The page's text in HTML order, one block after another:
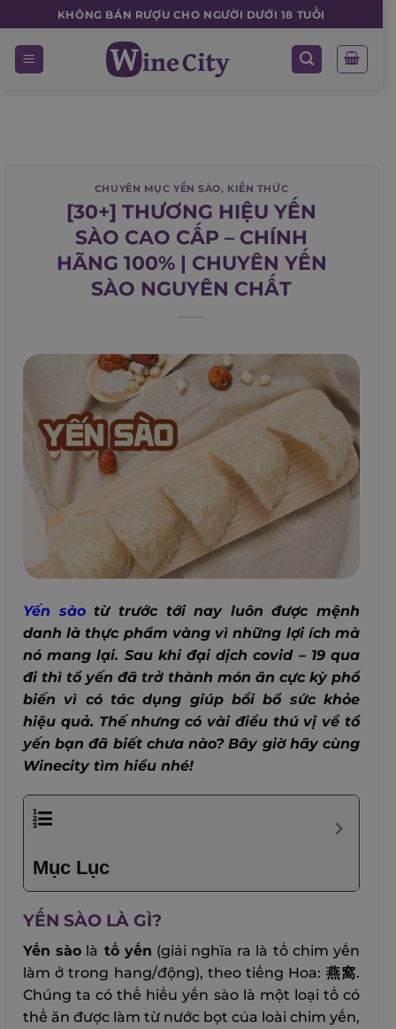
to
content
KHÔNG BÁN RƯỢU CHO NGƯỜI DƯỚI 18 TUỔI
CHUYÊN MỤC YẾN SÀO, KIẾN THỨC
[30+] THƯƠNG HIỆU YẾN
SÀO CAO CẤP – CHÍNH
HÃNG 100% | CHUYÊN YẾN
SÀO NGUYÊN CHẤT
Yến sàotừ trước tới nay luôn được mệnh
danh là thực phẩm vàng vì những lợi ích mà
nó mang lại. Sau khi đại dịch covid – 19 qua
đi thì tổ yến đã trở thành món ăn cực kỳ phổ
biến vì có tác dụng giúp bồi bổ sức khỏe
hiệu quả. Thế nhưng có vài điều thú vị về tổ
yến bạn đã biết chưa nào? Bây giờ hãy cùng
Winecity tìm hiểu nhé!
Mục Lục
YẾN SÀO LÀ GÌ?
Yến sào là tổ yến (giải nghĩa ra là tổ chim yến
làm ở trong hang/động), theo tiếng Hoa: 燕窩.
Chúng ta có thể hiểu yến sào là một loại tổ có
thể ăn được làm từ nước bọt của loài chim yến,